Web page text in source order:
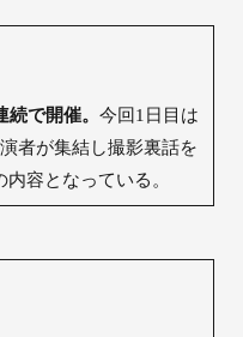
で開催。 今回1日目は
者が集結し撮影裏話を
容となっている。